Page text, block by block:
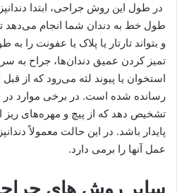
در طول این روش جراحی، ابتدا
طول خط به دندان شما انجام
و بتواند تارتار یا پلاک یا عفونت را
تمیز کردن عمیق دندان‌ها، جراح به
استخوان یا پیوند لثه می‌رود که از
رسانده شده است. در برخی موارد
تشخیص دهد که از پیچ و مهره‌های ریز
عمل آنها را برمی دارد.